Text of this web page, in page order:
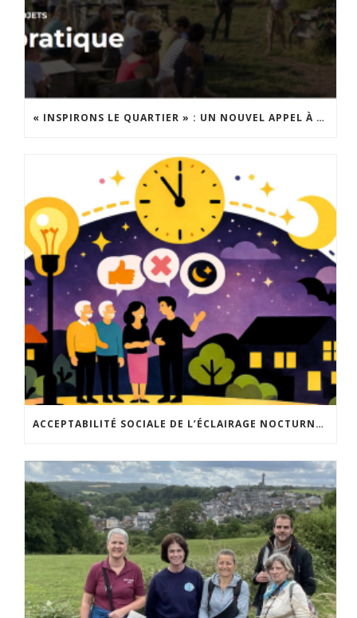
« INSPIRONS LE QUARTIER » : UN NOUVEL APPEL À PROJETS EST LANCÉ !
ACCEPTABILITÉ SOCIALE DE L’ÉCLAIRAGE NOCTURNE : LE REPLAY EST DISPONIBLE